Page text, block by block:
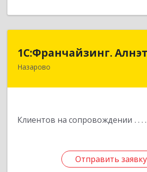
1С:Франчайзинг. Алнэт
Назарово
Клиентов на сопровождении
Отправить заявку
662200, Красноярский
Отправить заявку